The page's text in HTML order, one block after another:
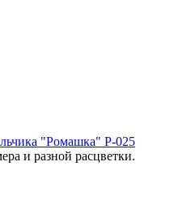
"Ромашка" Р-025
и разной расцветки.